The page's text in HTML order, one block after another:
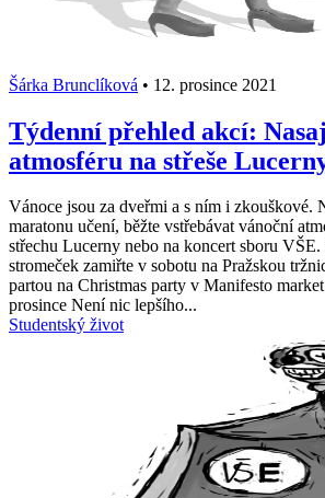
Šárka Brunclíková • 12. prosince 2021
Týdenní přehled akcí:
atmosféru na střeše
Vánoce jsou za dveřmi a s ním i zkouškové.
maratonu učení, běžte vstřebávat vánoční
střechu Lucerny nebo na koncert sboru
stromeček zamiřte v sobotu na Pražskou
partou na Christmas party v Manifesto
prosince Není nic lepšího...
Studentský život